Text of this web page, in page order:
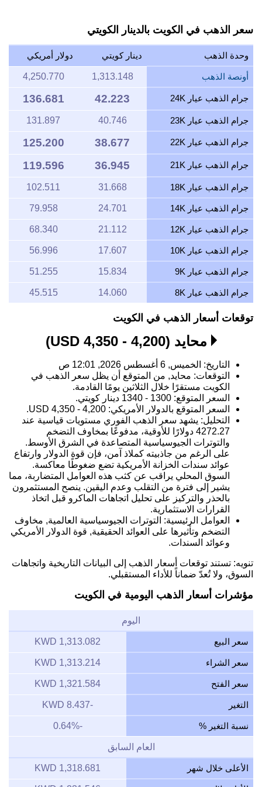
سعر الذهب في الكويت بالدينار الكويتي
وحدة الذهب دينار كويتي دولار أمريكي
أونصة الذهب 1,313.148
4,250.770
جرام الذهب عيار 24K 42.223
136.681
جرام الذهب عيار 23K 40.746
131.897
جرام الذهب عيار 22K 38.677
125.200
جرام الذهب عيار 21K 36.945
119.596
جرام الذهب عيار 18K 31.668
102.511
جرام الذهب عيار 14K 24.701
79.958
جرام الذهب عيار 12K 21.112
68.340
جرام الذهب عيار 10K 17.607
56.996
جرام الذهب عيار 9K 15.834
51.255
جرام الذهب عيار 8K 14.060
45.515
توقعات أسعار الذهب في الكويت
محايد (4,200 - 4,350 USD)
التاريخ: الخميس, 6 أغسطس 2026, 12:01 ص
التوقعات: محايد, من المتوقع أن يظل سعر الذهب في
الكويت مستقرًا خلال الثلاثين يومًا القادمة.
السعر المتوقع: 1300 - 1340 دينار كويتي.
السعر المتوقع بالدولار الأمريكي: 4,200 - 4,350 USD.
التحليل: يشهد سعر الذهب الفوري مستويات قياسية عند
4272.27 دولارًا للأوقية، مدفوعًا بمخاوف التضخم
والتوترات الجيوسياسية المتصاعدة في الشرق الأوسط.
على الرغم من جاذبيته كملاذ آمن، فإن قوة الدولار وارتفاع
عوائد سندات الخزانة الأمريكية تضع ضغوطًا معاكسة.
السوق المحلي يراقب عن كثب هذه العوامل المتضاربة، مما
يشير إلى فترة من التقلب وعدم اليقين. ينصح المستثمرون
بالحذر والتركيز على تحليل اتجاهات الماكرو قبل اتخاذ
القرارات الاستثمارية.
العوامل الرئيسية: التوترات الجيوسياسية العالمية, مخاوف
التضخم وتأثيرها على العوائد الحقيقية, قوة الدولار الأمريكي
وعوائد السندات.
تنويه: تستند توقعات أسعار الذهب إلى البيانات التاريخية واتجاهات
السوق، ولا تُعدّ ضماناً للأداء المستقبلي.
مؤشرات أسعار الذهب اليومية في الكويت
اليوم
سعر البيع 1,313.082 KWD
سعر الشراء 1,313.214 KWD
سعر الفتح 1,321.584 KWD
التغير -8.437 KWD
نسبة التغير % -0.64%
العام السابق
الأعلى خلال شهر 1,318.681 KWD